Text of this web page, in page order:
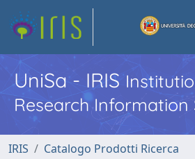
UniSa - IRIS
Research Information
IRIS
Catalogo Prodotti Ricerca